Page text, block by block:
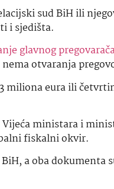
sud BiH ili
i sjedišta.
glavnog
otvaranja
miliona eura ili
Vijeća ministara i
fiskalni okvir.
a oba dokumenta